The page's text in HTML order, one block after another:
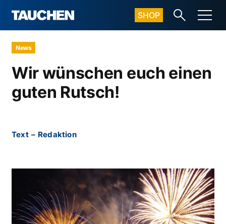
SHOP
News
Wir wünschen euch einen
guten Rutsch!
Text – Redaktion